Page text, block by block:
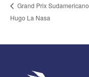
Grand Prix Sudamericano
Hugo La Nasa